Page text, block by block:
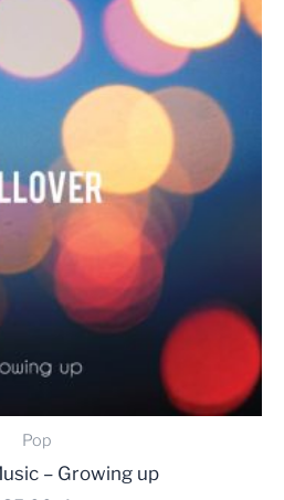
Pop
– Growing up